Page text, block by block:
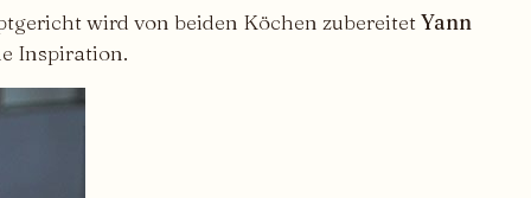
wird von beiden Köchen zubereitetYann
Inspiration.